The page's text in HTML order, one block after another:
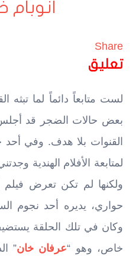
أنوبام
Share
تعليق
لست متابعاً دائماً لما تبثه
بعض حالات الضجر قد أجلس
القنوات بلا هدف. وفي أحد
لمتابعة الأفلام الهندية
ولكنها لم تكن تعرض فيلم
حواري، يديره أحد نجوم
وكان في تلك الحلقة
خاص، وهو “عرفان خان”